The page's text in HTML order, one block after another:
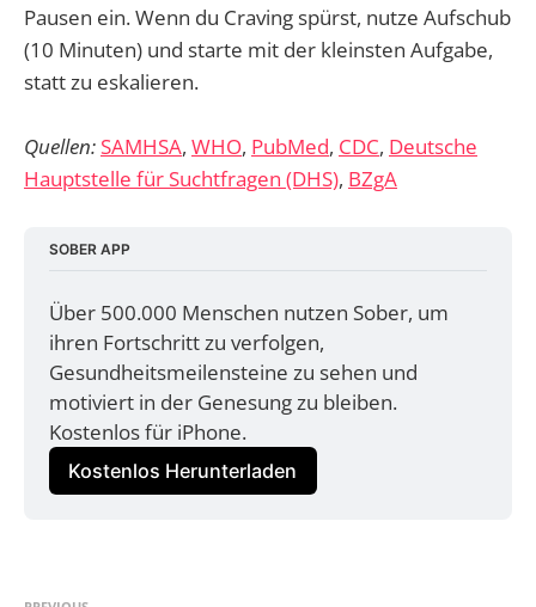
Pausen ein. Wenn du Craving spürst, nutze Aufschub
(10 Minuten) und starte mit der kleinsten Aufgabe,
statt zu eskalieren.
Quellen: SAMHSA, WHO, PubMed, CDC, Deutsche
Hauptstelle für Suchtfragen (DHS), BZgA
SOBER APP
Über 500.000 Menschen nutzen Sober, um
ihren Fortschritt zu verfolgen,
Gesundheitsmeilensteine zu sehen und
motiviert in der Genesung zu bleiben.
Kostenlos für iPhone.
Kostenlos Herunterladen